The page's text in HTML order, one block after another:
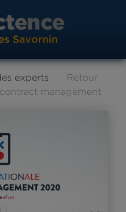
experts
Retour
management